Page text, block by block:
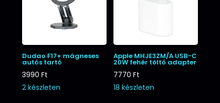
Dudao F17+ mágneses
autós tartó
3990 Ft
2 készleten
Apple MHJE3ZM/A USB-C
20W fehér töltő adapter
7770Ft
18 készleten